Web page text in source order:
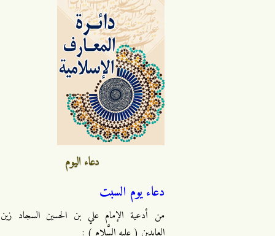
دعاء اليوم
دعاء يوم السبت
من أدعية الإمام علي بن الحسين السجاد زين